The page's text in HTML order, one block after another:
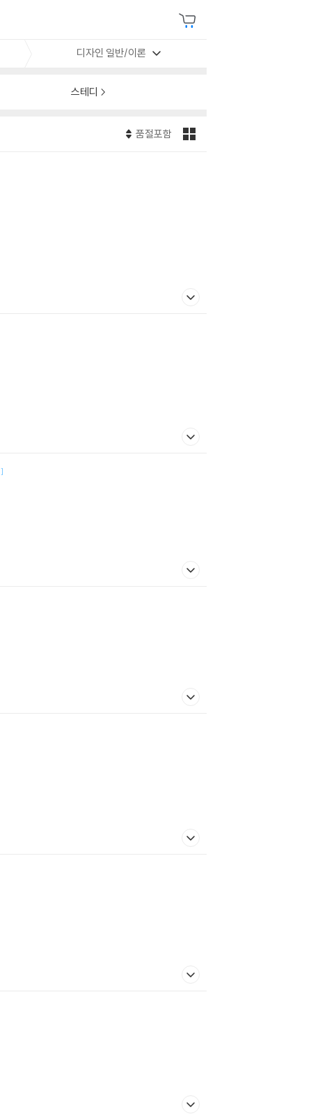
디자인 일반/이론
스테디
품절포함
]